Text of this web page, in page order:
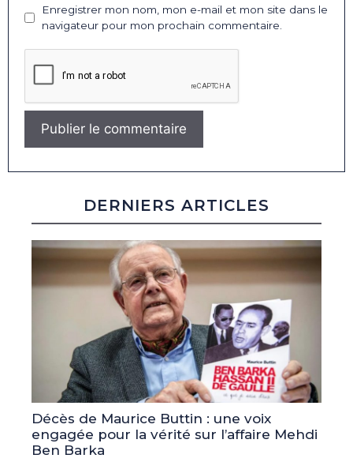
Enregistrer mon nom, mon e-mail et mon site dans le
navigateur pour mon prochain commentaire.
DERNIERS ARTICLES
Décès de Maurice Buttin : une voix
engagée pour la vérité sur l’affaire Mehdi
Ben Barka